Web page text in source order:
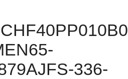
336-